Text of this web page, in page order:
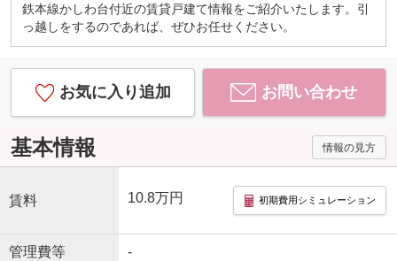
鉄本線かしわ台付近の賃貸戸建て情報をご紹介いたします。引
っ越しをするのであれば、ぜひお任せください。
お気に入り追加 お問い合わせ
基本情報 情報の見方
賃料 10.8万円 初期費用シミュレーション
管理費等 -